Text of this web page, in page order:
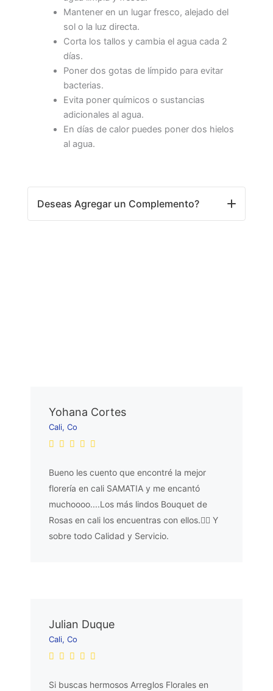
Mantener en un lugar fresco, alejado del
sol o la luz directa.
Corta los tallos y cambia el agua cada 2
días.
Poner dos gotas de límpido para evitar
bacterias.
Evita poner químicos o sustancias
adicionales al agua.
En días de calor puedes poner dos hielos
al agua.
Deseas Agregar un Complemento?
Yohana Cortes
Cali, Co
Bueno les cuento que encontré la mejor
florería en cali SAMATIA y me encantó
muchoooo....Los más lindos Bouquet de
Rosas en cali los encuentras con ellos.👌🏼 Y
sobre todo Calidad y Servicio.
Julian Duque
Cali, Co
Si buscas hermosos Arreglos Florales en